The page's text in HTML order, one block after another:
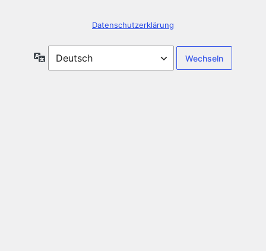
Datenschutzerklärung
Sprache